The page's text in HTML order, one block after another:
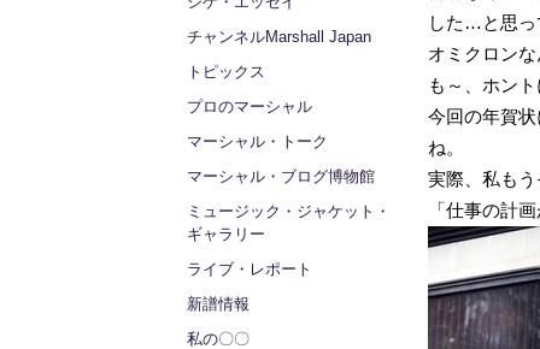
チャンネルMarshall Japan
トピックス
プロのマーシャル
マーシャル・トーク
マーシャル・ブログ博物館
ミュージック・ジャケット・
ギャラリー
ライブ・レポート
新譜情報
私の〇〇
した…と思っ
オミクロン
も～、ホン
今回の年賀
ね。
実際、私も
「仕事の計